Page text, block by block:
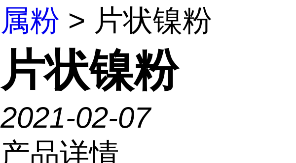
属粉 > 片状镍粉
片状镍粉
2021-02-07
产品详情